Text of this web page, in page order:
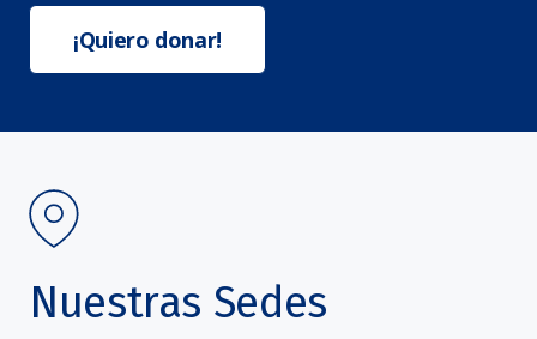
¡Quiero donar!
Nuestras Sedes